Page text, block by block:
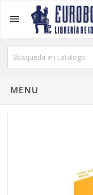

MENU